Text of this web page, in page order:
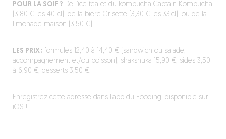
POUR LA SOIF ? De l’ice tea et du kombucha Captain Kombucha
(3,80 € les 40 cl), de la bière Grisette (3,30 € les 33 cl), ou de la
limonade maison (3,50 €)…
LES PRIX :formules 12,40 à 14,40 € (sandwich ou salade,
accompagnement et/ou boisson), shakshuka 15,90 €, sides 3,50
à 6,90 €, desserts 3,50 €.
Enregistrez cette adresse dans l’app du Fooding, disponible sur
iOS !